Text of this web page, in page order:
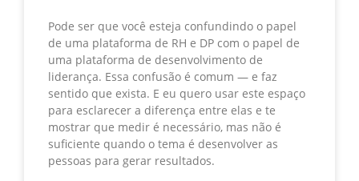
Pode ser que você esteja confundindo o papel
de uma plataforma de RH e DP com o papel de
uma plataforma de desenvolvimento de
liderança. Essa confusão é comum — e faz
sentido que exista. E eu quero usar este espaço
para esclarecer a diferença entre elas e te
mostrar que medir é necessário, mas não é
suficiente quando o tema é desenvolver as
pessoas para gerar resultados.